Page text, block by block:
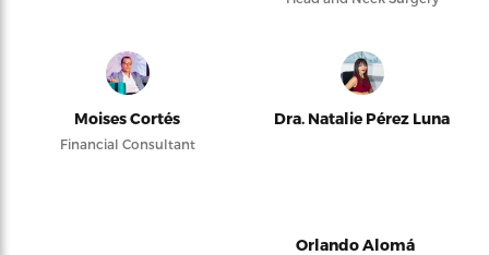
Moises Cortés
Financial Consultant
Dra. Natalie Pérez Luna
Orlando Alomá